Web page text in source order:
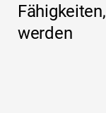
werden